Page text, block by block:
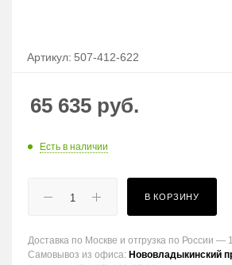
Артикул: 507-412-622
65 635 руб.
Есть в наличии
В КОРЗИНУ
Доставка по Москве и отгрузка по России —
Самовывоз из офиса: Нововладыкинский